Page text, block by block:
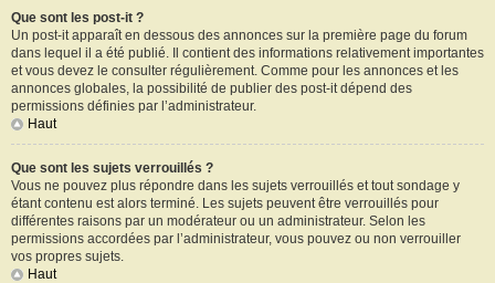
Que sont les post-it ?
Un post-it apparaît en dessous des annonces sur la première page du forum
dans lequel il a été publié. Il contient des informations relativement importantes
et vous devez le consulter régulièrement. Comme pour les annonces et les
annonces globales, la possibilité de publier des post-it dépend des
permissions définies par l’administrateur.
Haut
Que sont les sujets verrouillés ?
Vous ne pouvez plus répondre dans les sujets verrouillés et tout sondage y
étant contenu est alors terminé. Les sujets peuvent être verrouillés pour
différentes raisons par un modérateur ou un administrateur. Selon les
permissions accordées par l’administrateur, vous pouvez ou non verrouiller
vos propres sujets.
Haut